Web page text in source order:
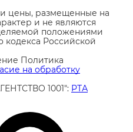
цены, размещенные на
и не являются
положениями
кодекса Российской
Политика
на обработку
1001": РТА